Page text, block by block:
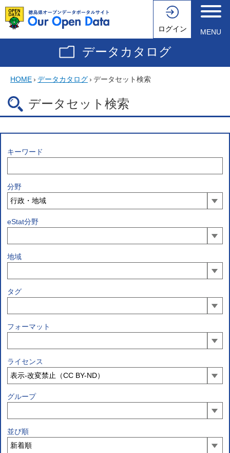
ログイン MENU
データカタログ
HOME› データカタログ› データセット検索
データセット検索
キーワード
分野
eStat分野
地域
タグ
フォーマット
ライセンス
グループ
並び順